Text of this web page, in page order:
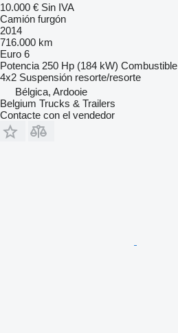
10.000 € Sin IVA
Camión furgón
2014
716.000 km
Euro 6
Potencia 250 Hp (184 kW) Combustible
4x2 Suspensión resorte/resorte
Bélgica, Ardooie
Belgium Trucks & Trailers
Contacte con el vendedor